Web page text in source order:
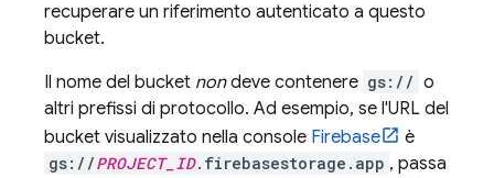
recuperare un riferimento autenticato a questo
bucket.
Il nome del bucket nondeve contenere gs:// o
altri prefissi di protocollo. Ad esempio, se l'URL del
bucket visualizzato nella console Firebase è
gs://PROJECT_ID.firebasestorage.app , passa